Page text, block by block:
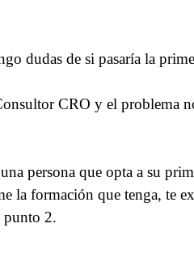
dudas de si pasaría la
CRO y el problema
persona que opta a su
la formación que tenga, te
punto 2.